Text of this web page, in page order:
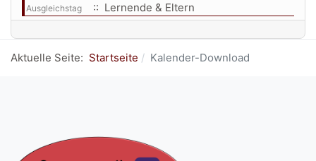
Ausgleichstag :: Lernende & Eltern
Aktuelle Seite: Startseite Kalender-Download